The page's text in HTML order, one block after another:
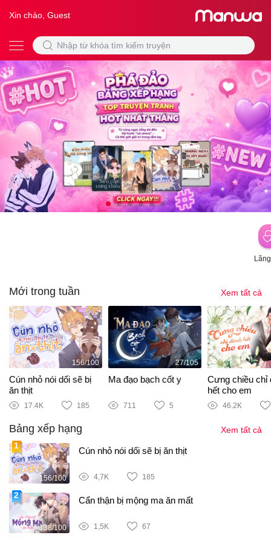
Xin chào, Guest
Mới trong tuần Xem tất cả
156/100
Cún nhỏ nói dối sẽ bị
ăn thịt
17.4K 185
27/105
Ma đạo bạch cốt y
711 5
Cưng chiều chỉ
hết cho em
46.2K
Bảng xếp hạng Xem tất cả
156/100
Cún nhỏ nói dối sẽ bị ăn thịt
4,7K 185
138/100
Cẩn thận bị mộng ma ăn mất
1,5K 67